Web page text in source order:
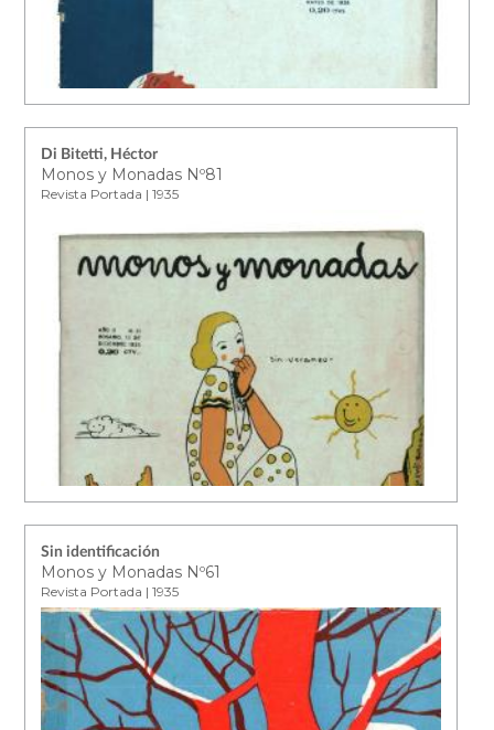
Di Bitetti, Héctor
Monos y Monadas Nº81
Revista Portada | 1935
Sin identificación
Monos y Monadas Nº61
Revista Portada | 1935